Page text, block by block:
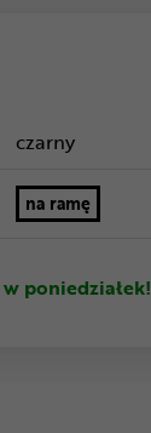
czarny
na ramę
w poniedziałek!